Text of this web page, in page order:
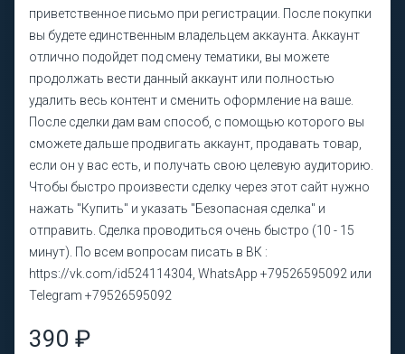
приветственное письмо при регистрации. После покупки
вы будете единственным владельцем аккаунта. Аккаунт
отлично подойдет под смену тематики, вы можете
продолжать вести данный аккаунт или полностью
удалить весь контент и сменить оформление на ваше.
После сделки дам вам способ, с помощью которого вы
сможете дальше продвигать аккаунт, продавать товар,
если он у вас есть, и получать свою целевую аудиторию.
Чтобы быстро произвести сделку через этот сайт нужно
нажать "Купить" и указать "Безопасная сделка" и
отправить. Сделка проводиться очень быстро (10 - 15
минут). По всем вопросам писать в ВК :
https://vk.com/id524114304, WhatsApp +79526595092 или
Telegram +79526595092
390 ₽